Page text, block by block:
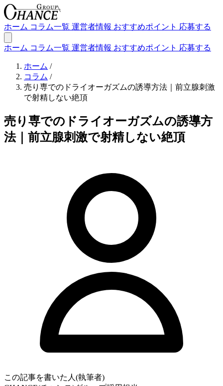
ホーム コラム一覧 運営者情報 おすすめポイント 応募する
ホーム コラム一覧 運営者情報 おすすめポイント 応募する
ホーム /
コラム /
売り専でのドライオーガズムの誘導方法｜前立腺刺激
で射精しない絶頂
売り専でのドライオーガズムの誘導方
法｜前立腺刺激で射精しない絶頂
この記事を書いた人(執筆者)